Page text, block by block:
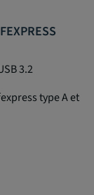
3.2
type A et